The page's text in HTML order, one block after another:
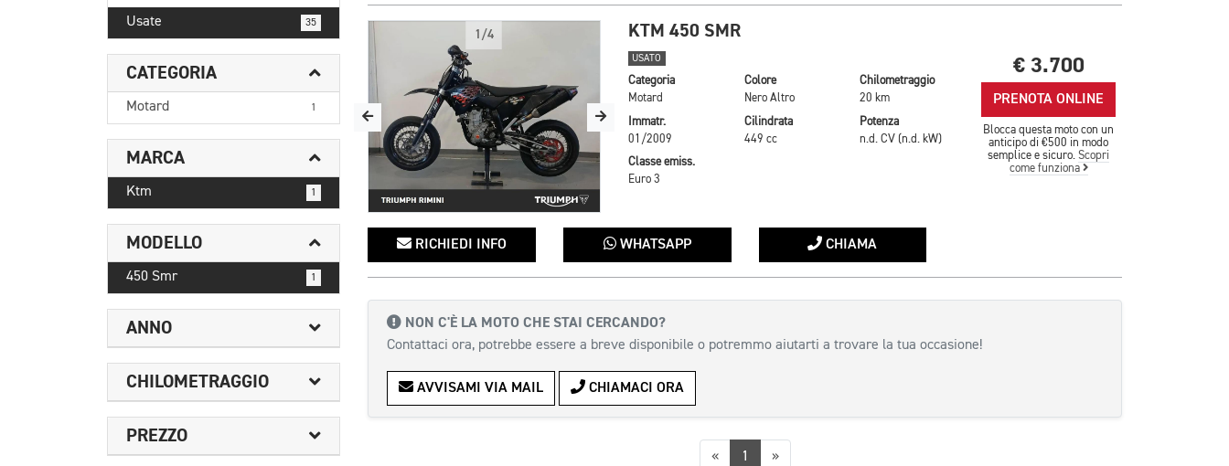
Usate 35
CATEGORIA
Motard 1
MARCA
Ktm 1
MODELLO
450 Smr 1
ANNO
CHILOMETRAGGIO
PREZZO
1/4 KTM 450 SMR
USATO
Categoria
Motard
Colore
Nero Altro
Chilometraggio
20 km
Immatr.
01/2009
Cilindrata
449 cc
Potenza
n.d. CV (n.d. kW)
Classe emiss.
Euro 3
€ 3.700
PRENOTA ONLINE
Blocca questa moto con un
anticipo di €500 in modo
semplice e sicuro.Scopri
come funziona
RICHIEDI INFO WHATSAPP CHIAMA
NON C'È LA MOTO CHE STAI CERCANDO?
Contattaci ora, potrebbe essere a breve disponibile o potremmo aiutarti a trovare la tua occasione!
AVVISAMI VIA MAIL CHIAMACI ORA
«Precedente
1 »Successiva